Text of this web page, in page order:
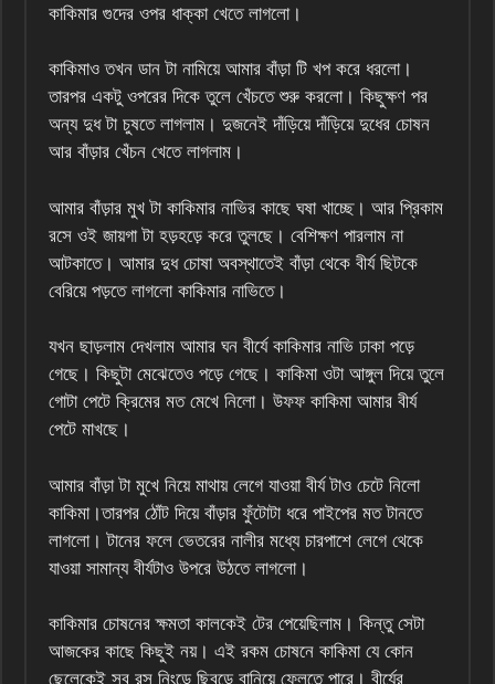
কাকিমার গুদের ওপর ধাক্কা খেতে লাগলো।
কাকিমাও তখন ডান টা নামিয়ে আমার বাঁড়া টি খপ করে ধরলো।
তারপর একটু ওপরের দিকে তুলে খেঁচতে শুরু করলো। কিছুক্ষণ পর
অন্য দুধ টা চুষতে লাগলাম। দুজনেই দাঁড়িয়ে দাঁড়িয়ে দুধের চোষন
আর বাঁড়ার খেঁচন খেতে লাগলাম।
আমার বাঁড়ার মুখ টা কাকিমার নাভির কাছে ঘষা খাচ্ছে। আর প্রিকাম
রসে ওই জায়গা টা হড়হড়ে করে তুলছে। বেশিক্ষণ পারলাম না
আটকাতে। আমার দুধ চোষা অবস্থাতেই বাঁড়া থেকে বীর্য ছিটকে
বেরিয়ে পড়তে লাগলো কাকিমার নাভিতে।
যখন ছাড়লাম দেখলাম আমার ঘন বীর্যে কাকিমার নাভি ঢাকা পড়ে
গেছে। কিছুটা মেঝেতেও পড়ে গেছে। কাকিমা ওটা আঙ্গুল দিয়ে তুলে
গোটা পেটে ক্রিমের মত মেখে নিলো। উফফ কাকিমা আমার বীর্য
পেটে মাখছে।
আমার বাঁড়া টা মুখে নিয়ে মাথায় লেগে যাওয়া বীর্য টাও চেটে নিলো
কাকিমা।তারপর ঠোঁট দিয়ে বাঁড়ার ফুঁটোটা ধরে পাইপের মত টানতে
লাগলো। টানের ফলে ভেতরের নালীর মধ্যে চারপাশে লেগে থেকে
যাওয়া সামান্য বীর্যটাও উপরে উঠতে লাগলো।
কাকিমার চোষনের ক্ষমতা কালকেই টের পেয়েছিলাম। কিন্তু সেটা
আজকের কাছে কিছুই নয়। এই রকম চোষনে কাকিমা যে কোন
ছেলেকেই সব রস নিংড়ে ছিবড়ে বানিয়ে ফেলতে পারে। বীর্যের